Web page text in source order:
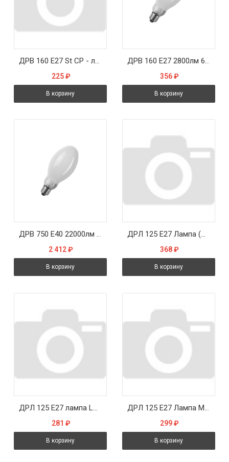
225 ₽
В корзину
356 ₽
В корзину
ДРВ 750 Е40 22000лм 5000ч - лампа СТ-КОМ
2 412₽
В корзину
ДРЛ 125 Е27 Лампа (Лисма) (в наличии HQL 125 OSRAM)
368 ₽
В корзину
ДРЛ 125 Е27 лампа LUXE (в наличии HQL 125 OSRAM)
281 ₽
В корзину
ДРЛ 125 Е27 Лампа Мегаватт (в наличии HQL 125 OSRAM)
299 ₽
В корзину